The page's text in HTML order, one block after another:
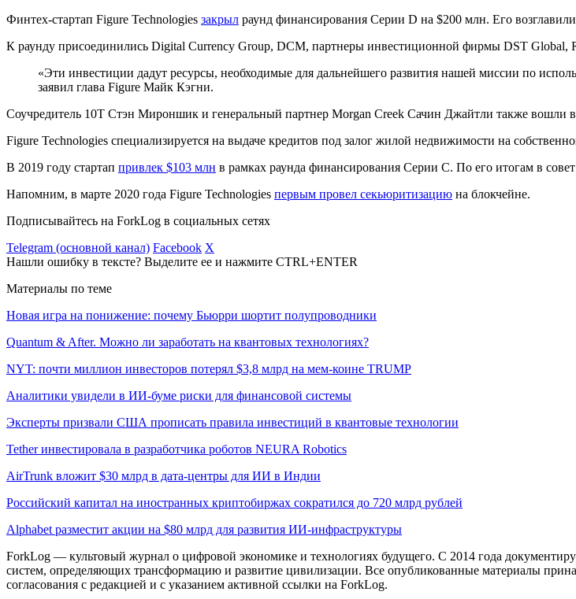
Финтех-стартап Figure Technologies закрыл раунд финансирования Серии D на $200 млн. Его
К раунду присоединились Digital Currency Group, DCM, партнеры инвестиционной фирмы DST Global,
«Эти инвестиции дадут ресурсы, необходимые для дальнейшего развития нашей миссии по
заявил глава Figure Майк Кэгни.
Соучредитель 10T Стэн Мироншик и генеральный партнер Morgan Creek Сачин Джайтли также вошли в
Figure Technologies специализируется на выдаче кредитов под залог жилой недвижимости на
В 2019 году стартап привлек $103 млн в рамках раунда финансирования Серии С. По его итогам в
Напомним, в марте 2020 года Figure Technologies первым провел секьюритизацию на блокчейне.
Подписывайтесь на ForkLog в социальных сетях
Telegram (основной канал) Facebook X
Нашли ошибку в тексте? Выделите ее и нажмите CTRL+ENTER
Материалы по теме
Новая игра на понижение: почему Бьюрри шортит полупроводники
Quantum & After. Можно ли заработать на квантовых технологиях?
NYT: почти миллион инвесторов потерял $3,8 млрд на мем-коине TRUMP
Аналитики увидели в ИИ-буме риски для финансовой системы
Эксперты призвали США прописать правила инвестиций в квантовые технологии
Tether инвестировала в разработчика роботов NEURA Robotics
AirTrunk вложит $30 млрд в дата-центры для ИИ в Индии
Российский капитал на иностранных криптобиржах сократился до 720 млрд рублей
Alphabet разместит акции на $80 млрд для развития ИИ-инфраструктуры
ForkLog — культовый журнал о цифровой экономике и технологиях будущего. С 2014 года
систем, определяющих трансформацию и развитие цивилизации. Все опубликованные материалы
согласования с редакцией и с указанием активной ссылки на ForkLog.